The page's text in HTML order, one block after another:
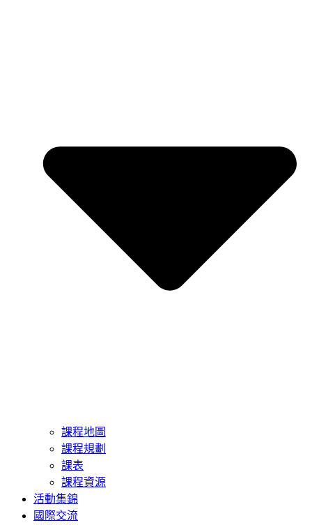
課程地圖
課程規劃
課表
課程資源
活動集錦
國際交流